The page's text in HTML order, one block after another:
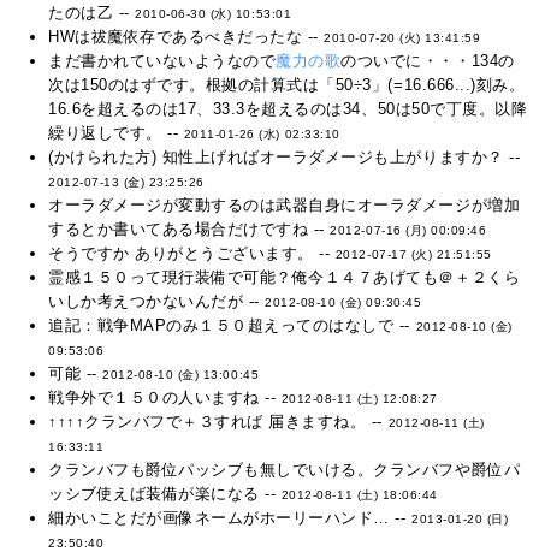
たのは乙 --2010-06-30 (水) 10:53:01
HWは祓魔依存であるべきだったな --2010-07-20 (火) 13:41:59
まだ書かれていないようなので魔力の歌のついでに・・・134の
次は150のはずです。根拠の計算式は「50÷3」(=16.666...)刻み。
16.6を超えるのは17、33.3を超えるのは34、50は50で丁度。以降
繰り返しです。 -- 2011-01-26 (水) 02:33:10
(かけられた方) 知性上げればオーラダメージも上がりますか？ --
2012-07-13 (金) 23:25:26
オーラダメージが変動するのは武器自身にオーラダメージが増加
するとか書いてある場合だけですね --2012-07-16 (月) 00:09:46
そうですか ありがとうございます。 -- 2012-07-17 (火) 21:51:55
霊感１５０って現行装備で可能？俺今１４７あげても＠＋２くら
いしか考えつかないんだが --2012-08-10 (金) 09:30:45
追記：戦争MAPのみ１５０超えってのはなしで -- 2012-08-10 (金)
09:53:06
可能 --2012-08-10 (金) 13:00:45
戦争外で１５０の人いますね -- 2012-08-11 (土) 12:08:27
↑↑↑↑クランバフで＋３すれば 届きますね。 -- 2012-08-11 (土)
16:33:11
クランバフも爵位パッシブも無しでいける。クランバフや爵位パ
ッシブ使えば装備が楽になる -- 2012-08-11 (土) 18:06:44
細かいことだが画像ネームがホーリーハンド… -- 2013-01-20 (日)
23:50:40